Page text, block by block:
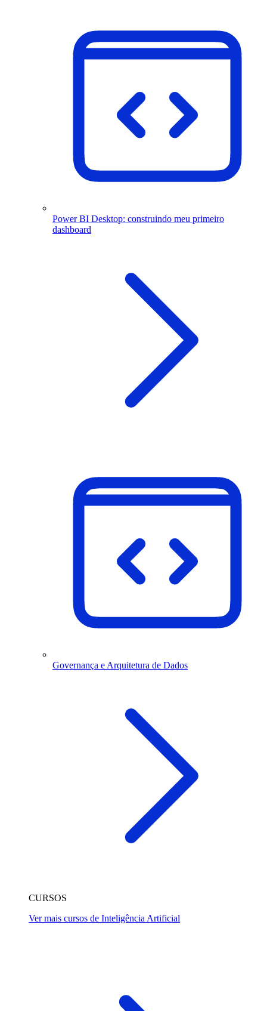
Power BI Desktop: construindo meu primeiro
dashboard
Governança e Arquitetura de Dados
CURSOS
Ver mais cursos de Inteligência Artificial